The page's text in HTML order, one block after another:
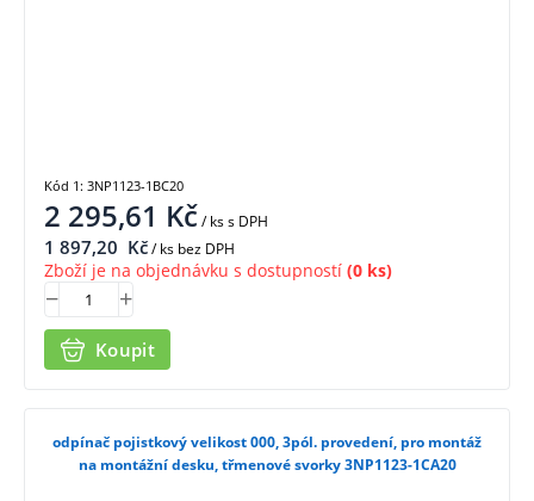
2 295,61 Kč/ kss DPH
1 897,20 Kč/ ks bez DPH
Zboží je na objednávku s dostupností (0 ks)
Koupit
Kód 1: 3NP1123-1BC20
odpínač pojistkový velikost 000, 3pól. provedení, pro montáž
na montážní desku, třmenové svorky 3NP1123-1CA20